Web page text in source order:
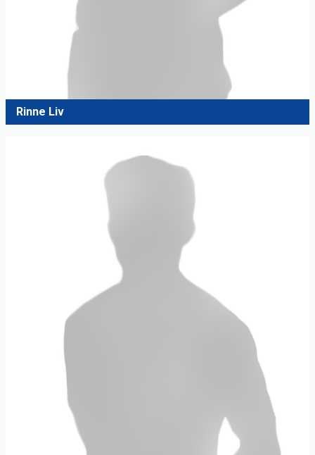
Rinne Liv